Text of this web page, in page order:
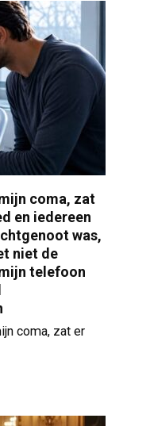
coma, zat
en iedereen
was,
niet de
telefoon
coma, zat er